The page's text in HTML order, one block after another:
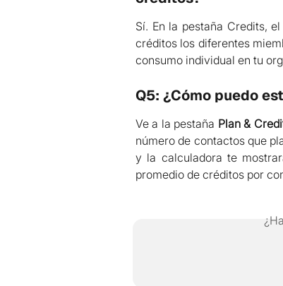
Sí. En la pestaña Credits,
créditos los diferentes
consumo individual en tu
Q5: ¿Cómo puedo
Ve a la pestaña Plan &
número de contactos que
y la calculadora te
promedio de créditos por